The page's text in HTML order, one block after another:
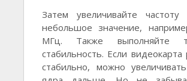
Затем увеличивайте
небольшое значение,
МГц. Также выполняйте
стабильность. Если видеокарта
стабильно, можно